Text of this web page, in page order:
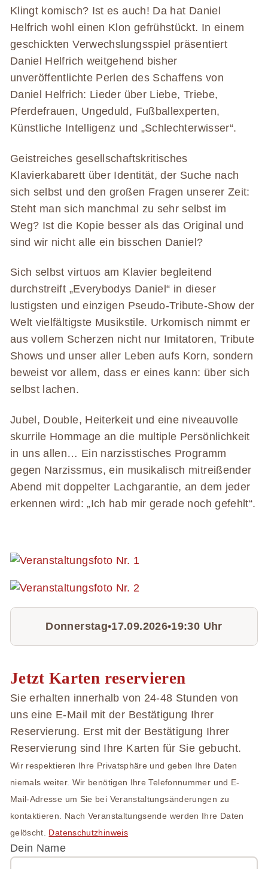
Klingt komisch? Ist es auch! Da hat Daniel
Helfrich wohl einen Klon gefrühstückt. In einem
geschickten Verwechslungsspiel präsentiert
Daniel Helfrich weitgehend bisher
unveröffentlichte Perlen des Schaffens von
Daniel Helfrich: Lieder über Liebe, Triebe,
Pferdefrauen, Ungeduld, Fußballexperten,
Künstliche Intelligenz und „Schlechterwisser“.
Geistreiches gesellschaftskritisches
Klavierkabarett über Identität, der Suche nach
sich selbst und den großen Fragen unserer Zeit:
Steht man sich manchmal zu sehr selbst im
Weg? Ist die Kopie besser als das Original und
sind wir nicht alle ein bisschen Daniel?
Sich selbst virtuos am Klavier begleitend
durchstreift „Everybodys Daniel“ in dieser
lustigsten und einzigen Pseudo-Tribute-Show der
Welt vielfältigste Musikstile. Urkomisch nimmt er
aus vollem Scherzen nicht nur Imitatoren, Tribute
Shows und unser aller Leben aufs Korn, sondern
beweist vor allem, dass er eines kann: über sich
selbst lachen.
Jubel, Double, Heiterkeit und eine niveauvolle
skurrile Hommage an die multiple Persönlichkeit
in uns allen… Ein narzisstisches Programm
gegen Narzissmus, ein musikalisch mitreißender
Abend mit doppelter Lachgarantie, an dem jeder
erkennen wird: „Ich hab mir gerade noch gefehlt“.
Donnerstag•17.09.2026•19:30 Uhr
Jetzt Karten reservieren
Sie erhalten innerhalb von 24-48 Stunden von
uns eine E-Mail mit der Bestätigung Ihrer
Reservierung. Erst mit der Bestätigung Ihrer
Reservierung sind Ihre Karten für Sie gebucht.
Wir respektieren Ihre Privat­sphäre und geben Ihre Daten
niemals weiter. Wir benötigen Ihre Telefon­nummer und E-
Mail-Adresse um Sie bei Veranstaltungs­änderungen zu
kontaktieren. Nach Ver­anstaltungs­ende werden Ihre Daten
gelöscht. Daten­schutz­hinweis
Dein Name